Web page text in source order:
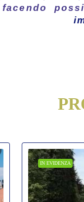
facendo
IN EVIDENZA